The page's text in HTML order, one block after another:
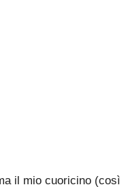
il mio cuoricino (così